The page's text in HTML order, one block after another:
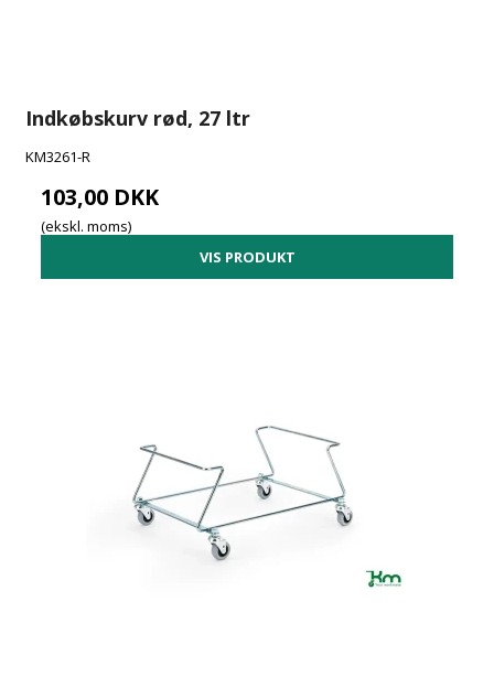
Indkøbskurv rød, 27 ltr
KM3261-R
103,00 DKK
(ekskl. moms)
VIS PRODUKT